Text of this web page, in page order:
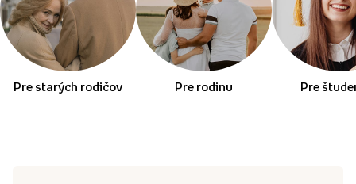
Pre starých rodičov Pre rodinu Pre